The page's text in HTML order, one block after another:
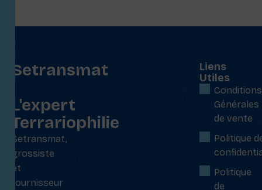
Setransmat
L'expert
Terrariophilie
Setransmat,
grossiste
et
fournisseur
Liens
Utiles
Conditions
Générales
de vente
Politique
Politique
de